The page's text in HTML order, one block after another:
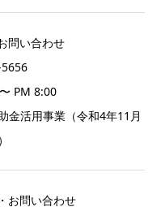
問い合わせ
PM 8:00
金活用事業（令和4年11月
お問い合わせ